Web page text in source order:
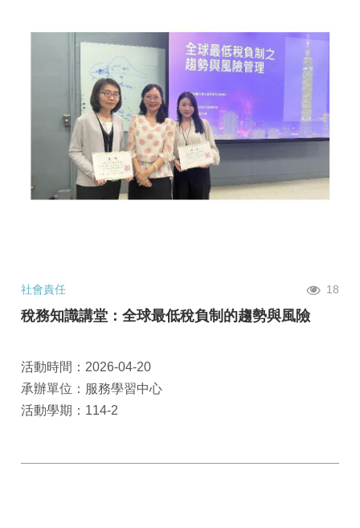
社會責任 18
稅務知識講堂：全球最低稅負制的趨勢與風險
活動時間：2026-04-20
承辦單位：服務學習中心
活動學期：114-2